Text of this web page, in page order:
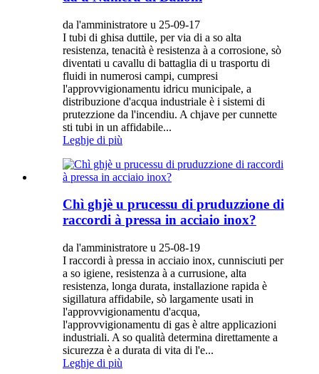
da l'amministratore u 25-09-17
I tubi di ghisa duttile, per via di a so alta
resistenza, tenacità è resistenza à a corrosione, sò
diventati u cavallu di battaglia di u trasportu di
fluidi in numerosi campi, cumpresi
l'approvvigionamentu idricu municipale, a
distribuzione d'acqua industriale è i sistemi di
prutezzione da l'incendiu. A chjave per cunnette
sti tubi in un affidabile...
Leghje di più
Chì ghjè u prucessu di pruduzzione di
raccordi à pressa in acciaio inox?
da l'amministratore u 25-08-19
I raccordi à pressa in acciaio inox, cunnisciuti per
a so igiene, resistenza à a currusione, alta
resistenza, longa durata, installazione rapida è
sigillatura affidabile, sò largamente usati in
l'approvvigionamentu d'acqua,
l'approvvigionamentu di gas è altre applicazioni
industriali. A so qualità determina direttamente a
sicurezza è a durata di vita di l'e...
Leghje di più